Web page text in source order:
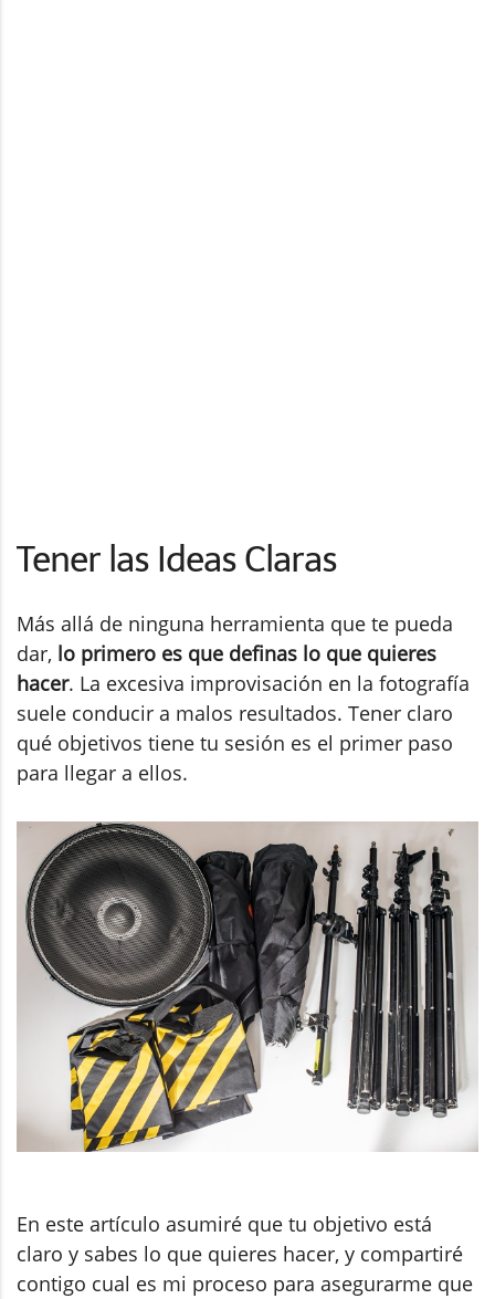
Tener las Ideas Claras
Más allá de ninguna herramienta que te pueda
dar, lo primero es que definas lo que quieres
hacer. La excesiva improvisación en la fotografía
suele conducir a malos resultados. Tener claro
qué objetivos tiene tu sesión es el primer paso
para llegar a ellos.
En este artículo asumiré que tu objetivo está
claro y sabes lo que quieres hacer, y compartiré
contigo cual es mi proceso para asegurarme que